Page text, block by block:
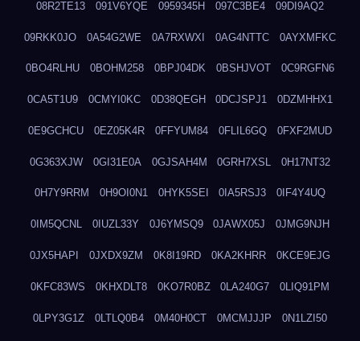
08R2TE13 091V6YQE 0959345H 097C3BE4 09DI9AQ2
09RKK0JO 0A54G2WE 0A7RXWXI 0AG4NTTC 0AYXMFKC
0BO4RLHU 0BOHM258 0BPJ04DK 0BSHJVOT 0C9RGFN6
0CA5T1U9 0CMYI0KC 0D38QEGH 0DCJSPJ1 0DZMHHX1
0E9GCHCU 0EZ05K4R 0FFYUM84 0FLIL6GQ 0FXF2MUD
0G363XJW 0GI31E0A 0GJSAH4M 0GRH7XSL 0H17NT32
0H7Y9RRM 0H9OI0N1 0HYK5SEI 0IA5RSJ3 0IF4Y4UQ
0IM5QCNL 0IUZL33Y 0J6YMSQ9 0JAWX05J 0JMG9NJH
0JX5HAPI 0JXDX9ZM 0K8I19RD 0KA2KHRR 0KCE9EJG
0KFC83WS 0KHXDLT8 0KO7R0BZ 0LA240G7 0LIQ91PM
0LPY3G1Z 0LTLQ0B4 0M40H0CT 0MCMJJJP 0N1LZI50